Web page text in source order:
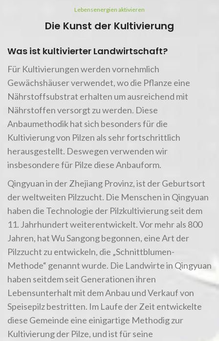
Lebensenergien aktivieren
Die Kunst der Kultivierung
Was ist kultivierter Landwirtschaft?
Für Kultivierungen werden vornehmlich
Gewächshäuser verwendet, wo die Pflanze eine
Nährstoffsubstrat erhalten um ausreichend mit
Nährstoffen versorgt zu werden. Diese
Anbaumethodik hat sich besonders für die
Kultivierung von Pilzen als sehr fortschrittlich
herausgestellt. Deswegen verwenden wir
insbesondere für Pilze diese Anbauform.
Qingyuan in der Zhejiang Provinz, ist der Geburtsort
der weltweiten Pilzzucht. Die Menschen in Qingyuan
haben die Technologie der Pilzkultivierung seit dem
11. Jahrhundert weiterentwickelt. Vor mehr als 800
Jahren, hat Wu Sangong begonnen, eine Art der
Pilzzucht zu entwickeln, die „Schnittblumen-
Methode“ genannt wurde. Die Landwirte in Qingyuan
haben seitdem seit Generationen ihren
Lebensunterhalt mit dem Anbau und Verkauf von
Speisepilz bestritten. Im Laufe der Zeit entwickelte
diese Gemeinde eine einigartige Methodig zur
Kultivierung der Pilze, und ist für seine